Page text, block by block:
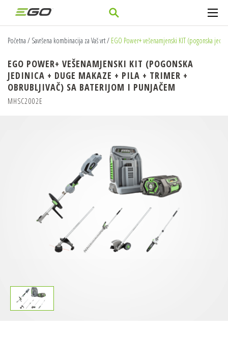
Početna / Savršena kombinacija za Vaš vrt/ EGO Power+ vešenamjenski KIT (pogonska
EGO POWER+ VEŠENAMJENSKI KIT (POGONSKA
JEDINICA + DUGE MAKAZE + PILA + TRIMER +
OBRUBLJIVAČ) SA BATERIJOM I PUNJAČEM
MHSC2002E